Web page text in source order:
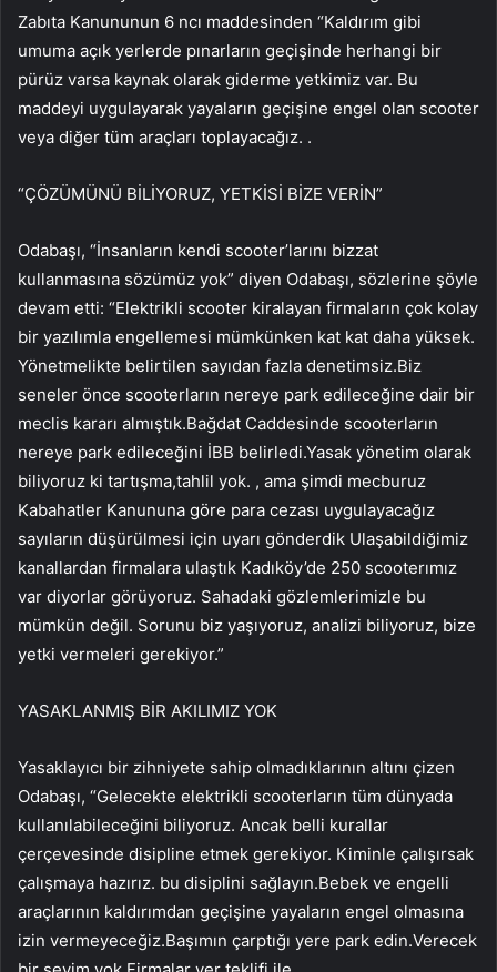
Zabıta Kanununun 6 ncı maddesinden “Kaldırım gibi
umuma açık yerlerde pınarların geçişinde herhangi bir
pürüz varsa kaynak olarak giderme yetkimiz var. Bu
maddeyi uygulayarak yayaların geçişine engel olan scooter
veya diğer tüm araçları toplayacağız. .
“ÇÖZÜMÜNÜ BİLİYORUZ, YETKİSİ BİZE VERİN”
Odabaşı, “İnsanların kendi scooter’larını bizzat
kullanmasına sözümüz yok” diyen Odabaşı, sözlerine şöyle
devam etti: “Elektrikli scooter kiralayan firmaların çok kolay
bir yazılımla engellemesi mümkünken kat kat daha yüksek.
Yönetmelikte belirtilen sayıdan fazla denetimsiz.Biz
seneler önce scooterların nereye park edileceğine dair bir
meclis kararı almıştık.Bağdat Caddesinde scooterların
nereye park edileceğini İBB belirledi.Yasak yönetim olarak
biliyoruz ki tartışma,tahlil yok. , ama şimdi mecburuz
Kabahatler Kanununa göre para cezası uygulayacağız
sayıların düşürülmesi için uyarı gönderdik Ulaşabildiğimiz
kanallardan firmalara ulaştık Kadıköy’de 250 scooterımız
var diyorlar görüyoruz. Sahadaki gözlemlerimizle bu
mümkün değil. Sorunu biz yaşıyoruz, analizi biliyoruz, bize
yetki vermeleri gerekiyor.”
YASAKLANMIŞ BİR AKILIMIZ YOK
Yasaklayıcı bir zihniyete sahip olmadıklarının altını çizen
Odabaşı, “Gelecekte elektrikli scooterların tüm dünyada
kullanılabileceğini biliyoruz. Ancak belli kurallar
çerçevesinde disipline etmek gerekiyor. Kiminle çalışırsak
çalışmaya hazırız. bu disiplini sağlayın.Bebek ve engelli
araçlarının kaldırımdan geçişine yayaların engel olmasına
izin vermeyeceğiz.Başımın çarptığı yere park edin.Verecek